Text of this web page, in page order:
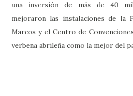
una inversión de más de 40
mejoraron las instalaciones de la
Marcos y el Centro de
verbena abrileña como la mejor del